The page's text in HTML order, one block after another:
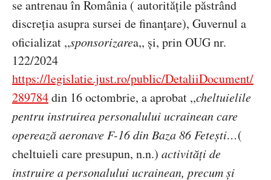
se antrenau în România ( autoritățile păstrând
discreția asupra sursei de finanțare), Guvernul a
oficializat ,,sponsorizarea,, și, prin OUGnr.
122/2024
https://legislatie.just.ro/public/DetaliiDocument/
289784din 16 octombrie, a aprobat ,,cheltuielile
pentru instruirea personalului ucrainean care
operează aeronave F-16 din Baza 86 Fetești…(
cheltuieli care presupun, n.n.) activităţi de
instruire a personalului ucrainean, precum şi